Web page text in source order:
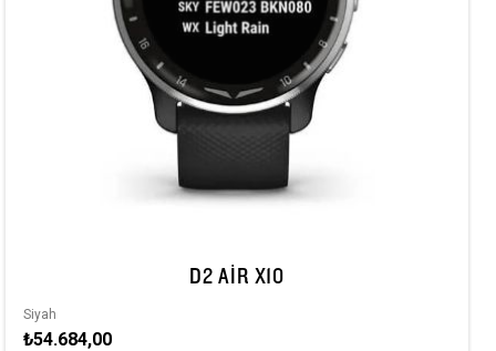
D2 AIR X10
Siyah
₺54.684,00